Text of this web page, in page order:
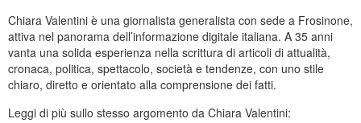
Chiara Valentini è una giornalista generalista con sede a Frosinone,
attiva nel panorama dell’informazione digitale italiana. A 35 anni
vanta una solida esperienza nella scrittura di articoli di attualità,
cronaca, politica, spettacolo, società e tendenze, con uno stile
chiaro, diretto e orientato alla comprensione dei fatti.
Leggi di più sullo stesso argomento da Chiara Valentini: